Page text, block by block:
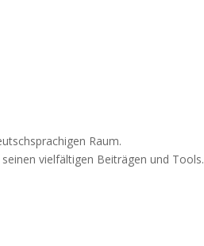
Raum.
vielfältigen Beiträgen und Tools.